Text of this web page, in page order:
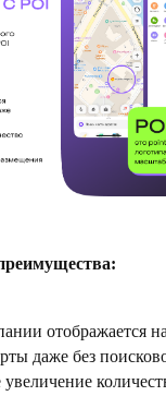
отображается
даже без
увеличение